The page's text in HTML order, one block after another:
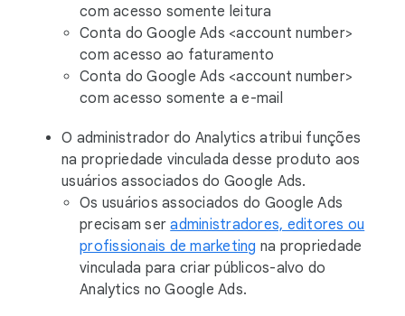
com acesso somente leitura
Conta do Google Ads <account number>
com acesso ao faturamento
Conta do Google Ads <account number>
com acesso somente a e-mail
O administrador do Analytics atribui funções
na propriedade vinculada desse produto aos
usuários associados do Google Ads.
Os usuários associados do Google Ads
precisam seradministradores, editores ou
profissionais de marketing na propriedade
vinculada para criar públicos-alvo do
Analytics no Google Ads.